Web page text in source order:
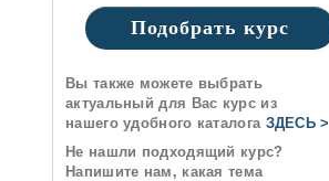
Подобрать курс
Вы также можете выбрать
актуальный для Вас курс из
нашего удобного каталога ЗДЕСЬ >
Не нашли подходящий курс?
Напишите нам, какая тема